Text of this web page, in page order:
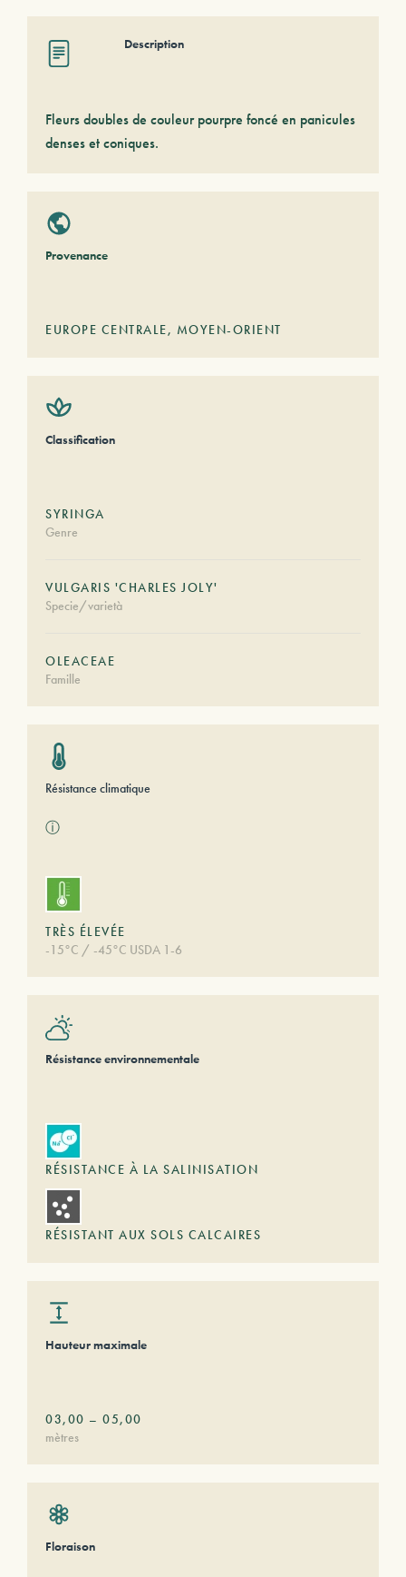
Description
Fleurs doubles de couleur pourpre foncé en panicules
denses et coniques.
Provenance
EUROPE CENTRALE, MOYEN-ORIENT
Classification
SYRINGA
Genre
VULGARIS 'CHARLES JOLY'
Specie/varietà
OLEACEAE
Famille
Résistance climatique
ⓘ
TRÈS ÉLEVÉE
-15°C / -45°C USDA 1-6
Résistance environnementale
RÉSISTANCE À LA SALINISATION
RÉSISTANT AUX SOLS CALCAIRES
Hauteur maximale
03,00 – 05,00
mètres
Floraison